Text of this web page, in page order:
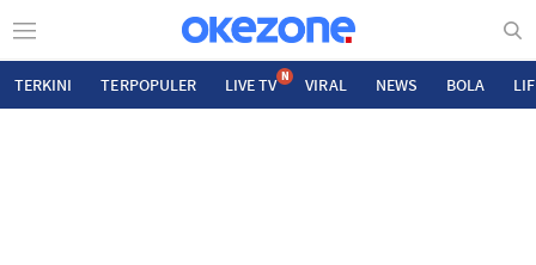
TERKINI TERPOPULER LIVE TV N VIRAL NEWS BOLA